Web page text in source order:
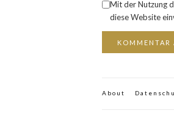
Mit der Nutzung
diese Website
About